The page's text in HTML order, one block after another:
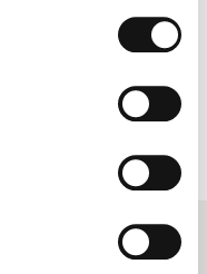
hade ut från